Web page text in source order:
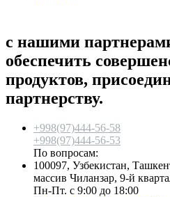
с нашими
обеспечить
продуктов,
партнерству.
+998(97)444-56-58
+998(97)444-56-53
По вопросам:
100097, Узбекистан,
массив Чиланзар, 9-й
Пн-Пт. с 9:00 до 18:00